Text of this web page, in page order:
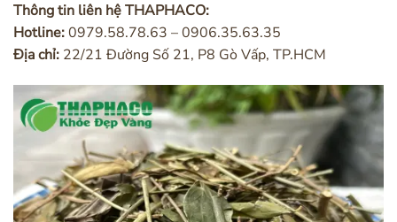
Thông tin liên hệ THAPHACO:
Hotline:0979.58.78.63 – 0906.35.63.35
Địa chỉ: 22/21 Đường Số 21, P8 Gò Vấp, TP.HCM